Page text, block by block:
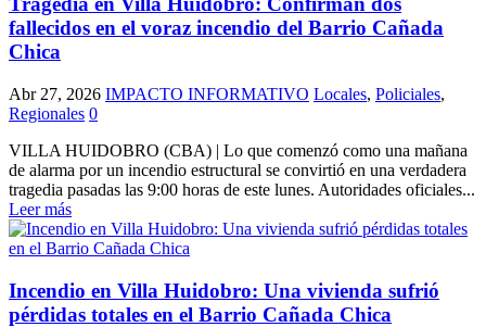
fallecidos en el voraz incendio del Barrio Cañada
Chica
Abr 27, 2026 IMPACTO INFORMATIVO Locales, Policiales,
Regionales 0
VILLA HUIDOBRO (CBA) | Lo que comenzó como una mañana
de alarma por un incendio estructural se convirtió en una verdadera
tragedia pasadas las 9:00 horas de este lunes. Autoridades oficiales...
Leer más
Incendio en Villa Huidobro: Una vivienda sufrió
pérdidas totales en el Barrio Cañada Chica